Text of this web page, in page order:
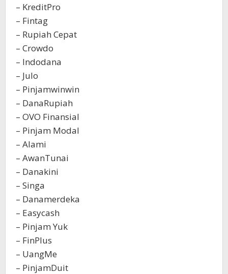
– KreditPro
– Fintag
– Rupiah Cepat
– Crowdo
– Indodana
– Julo
– Pinjamwinwin
– DanaRupiah
– OVO Finansial
– Pinjam Modal
– Alami
– AwanTunai
– Danakini
– Singa
– Danamerdeka
– Easycash
– Pinjam Yuk
– FinPlus
– UangMe
– PinjamDuit